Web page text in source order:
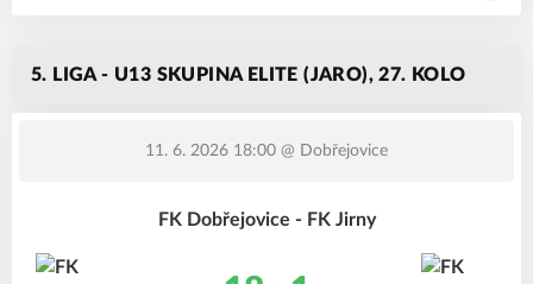
5. LIGA - U13 SKUPINA ELITE (JARO), 27. KOLO
11. 6. 2026 18:00 @ Dobřejovice
FK Dobřejovice - FK Jirny